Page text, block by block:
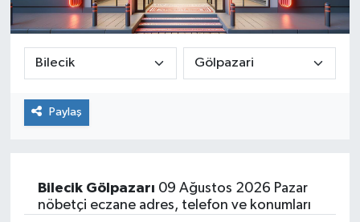
Paylaş
Bilecik Gölpazarı 09 Ağustos 2026 Pazar
nöbetçi eczane adres, telefon ve konumları